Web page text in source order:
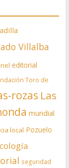
Villalba
editorial
Toro de
rozas Las
mundial
local Pozuelo
seguridad